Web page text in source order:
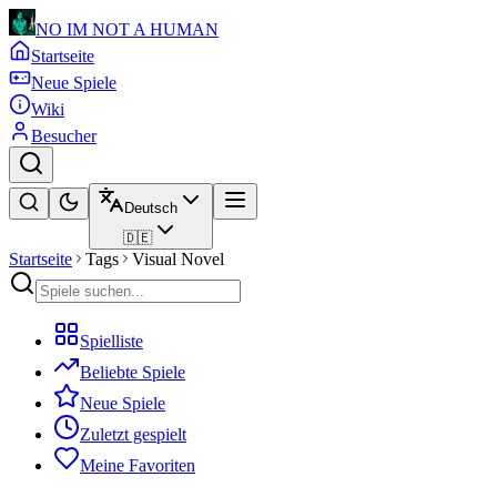
NO IM NOT A HUMAN
Startseite
Neue Spiele
Wiki
Besucher
Deutsch
🇩🇪
Startseite Tags Visual Novel
Spielliste
Beliebte Spiele
Neue Spiele
Zuletzt gespielt
Meine Favoriten